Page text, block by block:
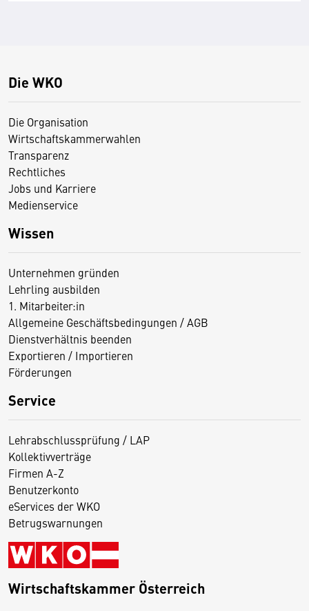
Die WKO
Die Organisation
Wirtschaftskammerwahlen
Transparenz
Rechtliches
Jobs und Karriere
Medienservice
Wissen
Unternehmen gründen
Lehrling ausbilden
1. Mitarbeiter:in
Allgemeine Geschäftsbedingungen / AGB
Dienstverhältnis beenden
Exportieren / Importieren
Förderungen
Service
Lehrabschlussprüfung / LAP
Kollektivverträge
Firmen A-Z
Benutzerkonto
eServices der WKO
Betrugswarnungen
Wirtschaftskammer Österreich